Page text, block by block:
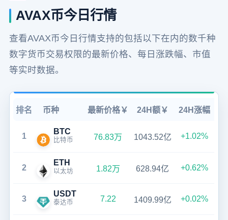
AVAX币今日行情
查看AVAX币今日行情支持的包括以下在内的数千种
数字货币交易权限的最新价格、每日涨跌幅、市值
等实时数据。
排名 币种 最新价格￥ 24H额￥ 24H涨幅
1
BTC
比特币 76.83万 1043.52亿 +1.02%
2
ETH
以太坊 1.82万 628.94亿 +0.62%
3
USDT
泰达币 7.22 1409.99亿 +0.02%